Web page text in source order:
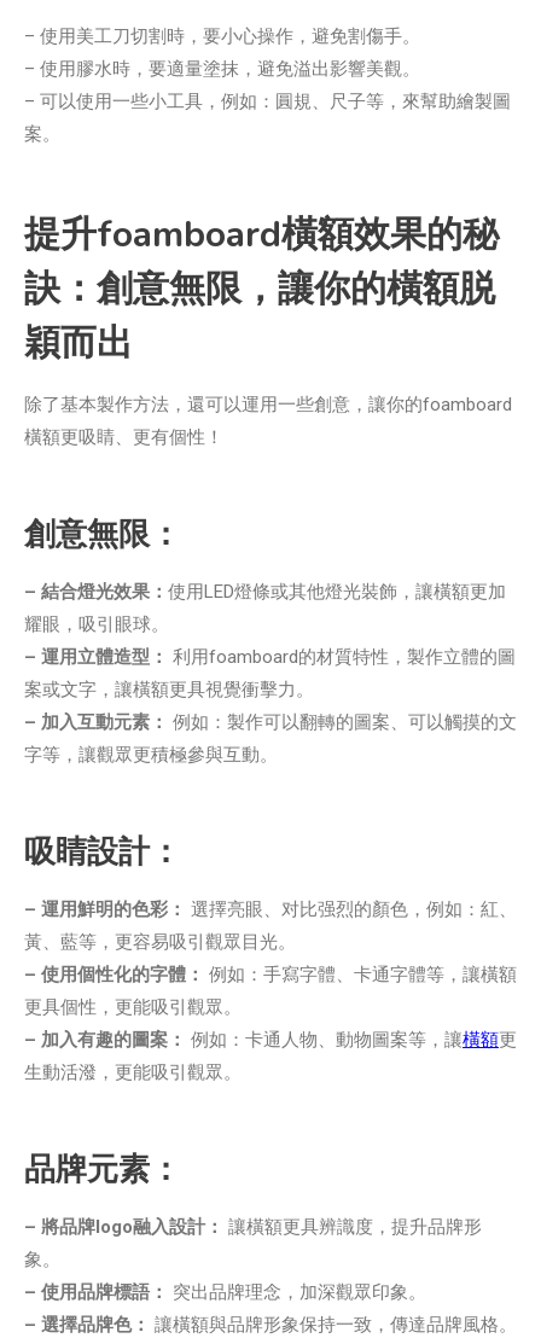
– 使用美工刀切割時，要小心操作，避免割傷手。
– 使用膠水時，要適量塗抹，避免溢出影響美觀。
– 可以使用一些小工具，例如：圓規、尺子等，來幫助繪製圖
案。
提升foamboard橫額效果的秘
訣：創意無限，讓你的橫額脱
穎而出
除了基本製作方法，還可以運用一些創意，讓你的foamboard
橫額更吸睛、更有個性！
創意無限：
– 結合燈光效果： 使用LED燈條或其他燈光裝飾，讓橫額更加
耀眼，吸引眼球。
– 運用立體造型： 利用foamboard的材質特性，製作立體的圖
案或文字，讓橫額更具視覺衝擊力。
– 加入互動元素： 例如：製作可以翻轉的圖案、可以觸摸的文
字等，讓觀眾更積極參與互動。
吸睛設計：
– 運用鮮明的色彩： 選擇亮眼、对比强烈的顏色，例如：紅、
黃、藍等，更容易吸引觀眾目光。
– 使用個性化的字體： 例如：手寫字體、卡通字體等，讓橫額
更具個性，更能吸引觀眾。
– 加入有趣的圖案： 例如：卡通人物、動物圖案等，讓橫額更
生動活潑，更能吸引觀眾。
品牌元素：
– 將品牌logo融入設計： 讓橫額更具辨識度，提升品牌形
象。
– 使用品牌標語：
突出品牌理念，加深觀眾印象。
– 選擇品牌色： 讓橫額與品牌形象保持一致，傳達品牌風格。